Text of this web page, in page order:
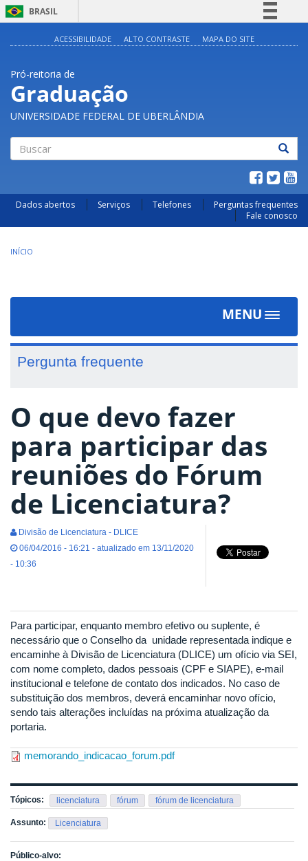
BRASIL
Legislação
Canais
ACESSIBILIDADE ALTO CONTRASTE MAPA DO SITE
Pró-reitoria de
Graduação
UNIVERSIDADE FEDERAL DE UBERLÂNDIA
Dados abertos Serviços Telefones
Perguntas frequentes
Fale conosco
INÍCIO
MENU
Toggle
Pergunta frequente
O que devo fazer
para participar das
reuniões do Fórum
de Licenciatura?
Divisão de Licenciatura - DLICE
06/04/2016 - 16:21 - atualizado em 13/11/2020
- 10:36
Para participar, enquanto membro efetivo ou suplente, é
necessário que o Conselho da unidade representada indique e
encaminhe à Divisão de Licenciatura (DLICE) um ofício via SEI,
com nome completo, dados pessoais (CPF e SIAPE), e-mail
institucional e telefone de contato dos indicados. No caso de
substituição dos membros, deverá encaminhar novo ofício,
sendo tais alterações incluídas na próxima atualização da
portaria.
memorando_indicacao_forum.pdf
Tópicos: licenciatura fórum fórum de licenciatura
Assunto: Licenciatura
Público-alvo: